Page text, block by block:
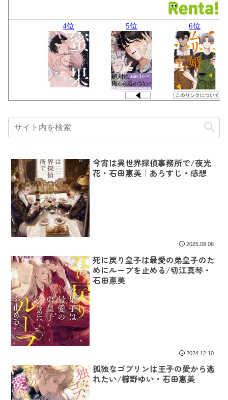
今宵は異世界探偵事務所で/夜光
花・石田惠美｜あらすじ・感想
2025.08.06
死に戻り皇子は最愛の弟皇子のた
めにループを止める/切江真琴・
石田惠美
2024.12.10
孤独なゴブリンは王子の愛から逃
れたい/櫛野ゆい・石田惠美